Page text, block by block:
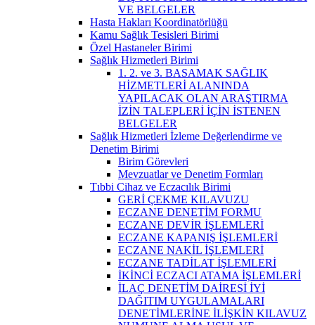
VE BELGELER
Hasta Hakları Koordinatörlüğü
Kamu Sağlık Tesisleri Birimi
Özel Hastaneler Birimi
Sağlık Hizmetleri Birimi
1. 2. ve 3. BASAMAK SAĞLIK
HİZMETLERİ ALANINDA
YAPILACAK OLAN ARAŞTIRMA
İZİN TALEPLERİ İÇİN İSTENEN
BELGELER
Sağlık Hizmetleri İzleme Değerlendirme ve
Denetim Birimi
Birim Görevleri
Mevzuatlar ve Denetim Formları
Tıbbi Cihaz ve Eczacılık Birimi
GERİ ÇEKME KILAVUZU
ECZANE DENETİM FORMU
ECZANE DEVİR İŞLEMLERİ
ECZANE KAPANIŞ İŞLEMLERİ
ECZANE NAKİL İŞLEMLERİ
ECZANE TADİLAT İŞLEMLERİ
İKİNCİ ECZACI ATAMA İŞLEMLERİ
İLAÇ DENETİM DAİRESİ İYİ
DAĞITIM UYGULAMALARI
DENETİMLERİNE İLİŞKİN KILAVUZ